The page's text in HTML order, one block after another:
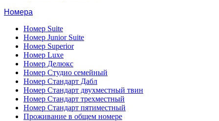
Номера
Номер Suite
Номер Junior Suite
Номер Superior
Номер Luxe
Номер Делюкс
Номер Студио семейный
Номер Стандарт Дабл
Номер Стандарт двухместный твин
Номер Стандарт трехместный
Номер Стандарт пятиместный
Проживание в общем номере